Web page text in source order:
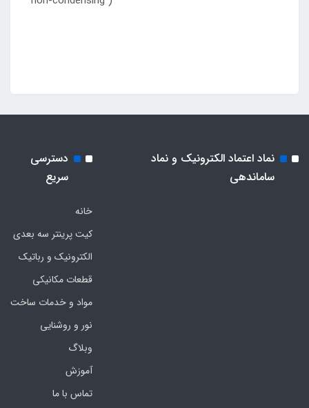
نماد اعتماد الکترونیک و نماد
ساماندهی
دسترسی
سریع
خانه
کیت پرینتر سه بعدی
الکترونیک و رباتیک
قطعات مکانیکی
مواد و خدمات ساخت
نور و روشنایی
وبلاگ
آموزش
تماس با ما